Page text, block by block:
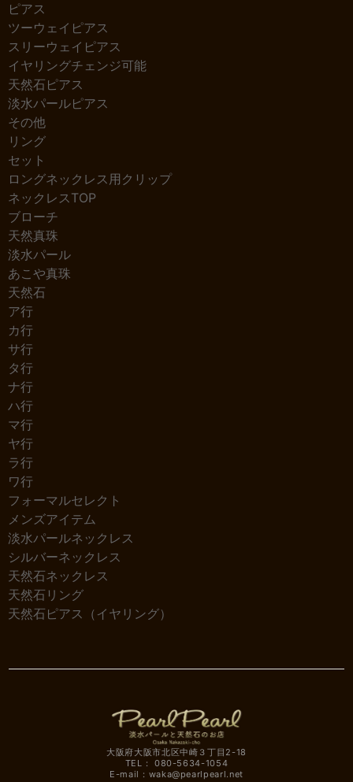
ピアス
ツーウェイピアス
スリーウェイピアス
イヤリングチェンジ可能
天然石ピアス
淡水パールピアス
その他
リング
セット
ロングネックレス用クリップ
ネックレスTOP
ブローチ
天然真珠
淡水パール
あこや真珠
天然石
ア行
カ行
サ行
タ行
ナ行
ハ行
マ行
ヤ行
ラ行
ワ行
フォーマルセレクト
メンズアイテム
淡水パールネックレス
シルバーネックレス
天然石ネックレス
天然石リング
天然石ピアス（イヤリング）
大阪府大阪市北区中崎３丁目2-18
TEL： 080-5634-1054
E-mail： waka@pearlpearl.net